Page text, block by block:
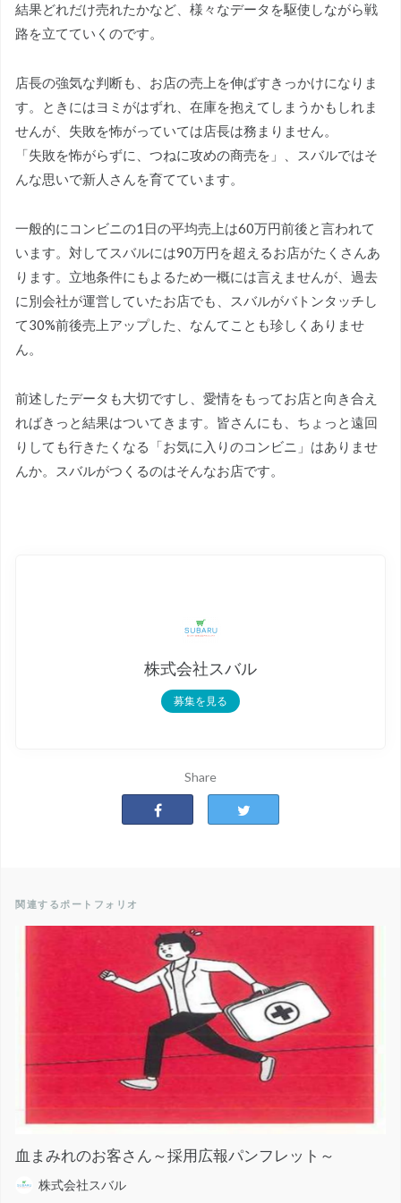
結果どれだけ売れたかなど、様々なデータを駆使しながら戦
路を立てていくのです。
店長の強気な判断も、お店の売上を伸ばすきっかけになりま
す。ときにはヨミがはずれ、在庫を抱えてしまうかもしれま
せんが、失敗を怖がっていては店長は務まりません。
「失敗を怖がらずに、つねに攻めの商売を」、スバルではそ
んな思いで新人さんを育てています。
一般的にコンビニの1日の平均売上は60万円前後と言われて
います。対してスバルには90万円を超えるお店がたくさんあ
ります。立地条件にもよるため一概には言えませんが、過去
に別会社が運営していたお店でも、スバルがバトンタッチし
て30%前後売上アップした、なんてことも珍しくありませ
ん。
前述したデータも大切ですし、愛情をもってお店と向き合え
ればきっと結果はついてきます。皆さんにも、ちょっと遠回
りしても行きたくなる「お気に入りのコンビニ」はありませ
んか。スバルがつくるのはそんなお店です。
株式会社スバル
募集を見る
Share
関連するポートフォリオ
血まみれのお客さん～採用広報パンフレット～
株式会社スバル